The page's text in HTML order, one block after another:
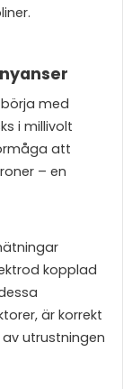
med
i millivolt
att
– en
kopplad
är korrekt
utrustningen